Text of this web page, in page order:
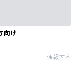
向け
通報する